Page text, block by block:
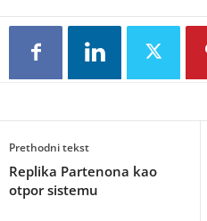
Prethodni tekst
Replika Partenona kao
otpor sistemu